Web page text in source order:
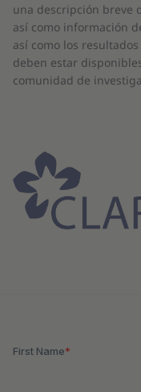
Empiece a escribir
una descripción breve
así como información
así como los
deben estar
comunidad de